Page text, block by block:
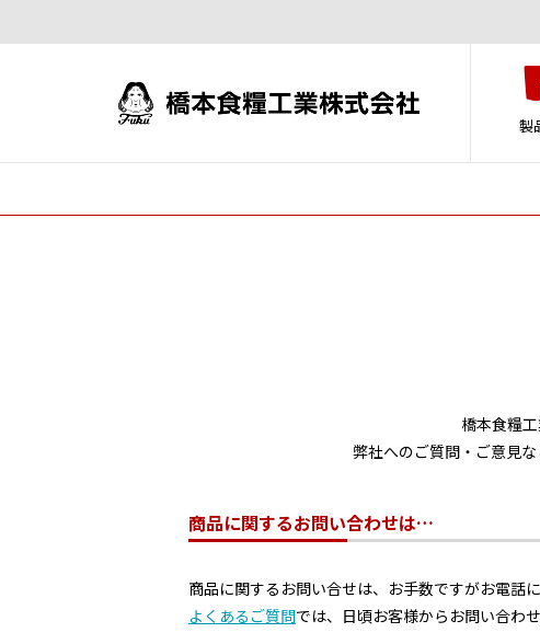
製
橋本食糧
弊社へのご質問・ご意見
商品に関するお問い合わせは…
商品に関するお問い合せは、お手数ですがお電話
よくあるご質問では、日頃お客様からお問い合わ